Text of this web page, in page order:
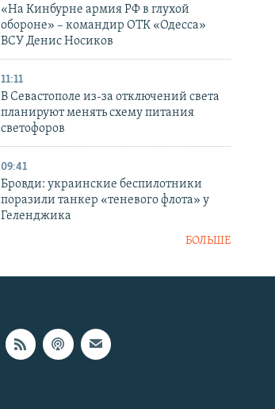
«На Кинбурне армия РФ в глухой
обороне» – командир ОТК «Одесса»
ВСУ Денис Носиков
11:11
В Севастополе из-за отключений света
планируют менять схему питания
светофоров
09:41
Бровди: украинские беспилотники
поразили танкер «теневого флота» у
Геленджика
БОЛЬШЕ